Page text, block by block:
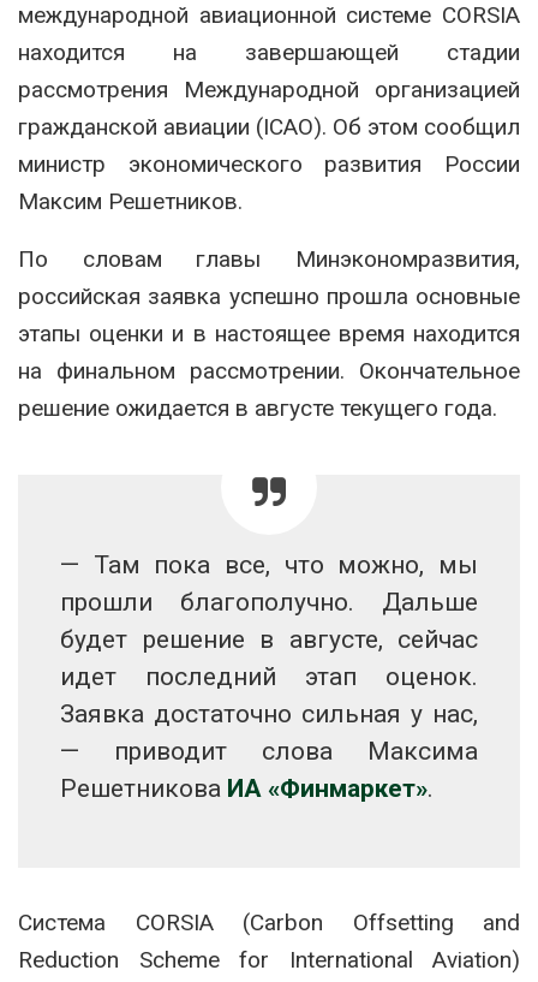
международной авиационной системе CORSIA
находится на завершающей стадии
рассмотрения Международной организацией
гражданской авиации (ICAO). Об этом сообщил
министр экономического развития России
Максим Решетников.
По словам главы Минэкономразвития,
российская заявка успешно прошла основные
этапы оценки и в настоящее время находится
на финальном рассмотрении. Окончательное
решение ожидается в августе текущего года.
— Там пока все, что можно, мы
прошли благополучно. Дальше
будет решение в августе, сейчас
идет последний этап оценок.
Заявка достаточно сильная у нас,
— приводит слова Максима
Решетникова ИА «Финмаркет».
Система CORSIA (Carbon Offsetting and
Reduction Scheme for International Aviation)